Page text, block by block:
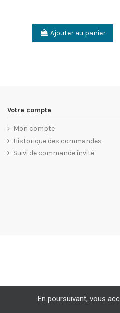
Ajouter au panier
Votre compte
Mon compte
Historique des commandes
Suivi de commande invité
En poursuivant, vous